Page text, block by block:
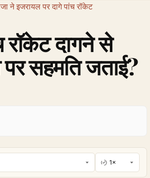
ने इजरायल पर दागे पांच रॉकेट
रॉकेट दागने से
पर सहमति जताई?